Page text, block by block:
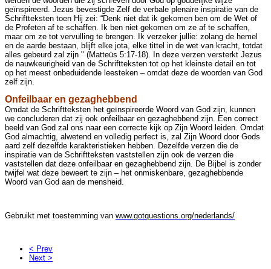
geïnspireerd. Jezus bevestigde Zelf de verbale plenaire inspiratie van de
Schriftteksten toen Hij zei: “Denk niet dat ik gekomen ben om de Wet of
de Profeten af te schaffen. Ik ben niet gekomen om ze af te schaffen,
maar om ze tot vervulling te brengen. Ik verzeker jullie: zolang de hemel
en de aarde bestaan, blijft elke jota, elke tittel in de wet van kracht, totdat
alles gebeurd zal zijn " (Matteüs 5:17-18). In deze verzen versterkt Jezus
de nauwkeurigheid van de Schriftteksten tot op het kleinste detail en tot
op het meest onbeduidende leesteken – omdat deze de woorden van God
zelf zijn.
Onfeilbaar en gezaghebbend
Omdat de Schriftteksten het geïnspireerde Woord van God zijn, kunnen
we concluderen dat zij ook onfeilbaar en gezaghebbend zijn. Een correct
beeld van God zal ons naar een correcte kijk op Zijn Woord leiden. Omdat
God almachtig, alwetend en volledig perfect is, zal Zijn Woord door Gods
aard zelf dezelfde karakteristieken hebben. Dezelfde verzen die de
inspiratie van de Schriftteksten vaststellen zijn ook de verzen die
vaststellen dat deze onfeilbaar en gezaghebbend zijn. De Bijbel is zonder
twijfel wat deze beweert te zijn – het onmiskenbare, gezaghebbende
Woord van God aan de mensheid.
Gebruikt met toestemming van www.gotquestions.org/nederlands/
< Prev
Next >